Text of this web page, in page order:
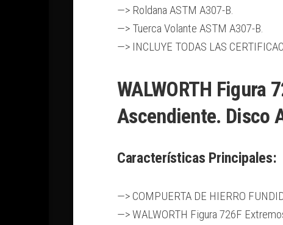
—> Roldana ASTM A307-B.
—> Tuerca Volante ASTM A307-B.
—> INCLUYE TODAS LAS
WALWORTH Figura
Ascendiente. Disco
Características Principales:
—> COMPUERTA DE HIERRO
—> WALWORTH Figura 726F